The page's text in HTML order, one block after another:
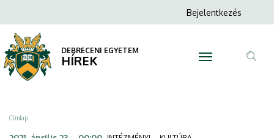
Élet
áprilisban
a
tartalomra
Anonim
menüje
Bejelentkezés
DEBRECENI EGYETEM
HÍREK
Morzsa
Címlap